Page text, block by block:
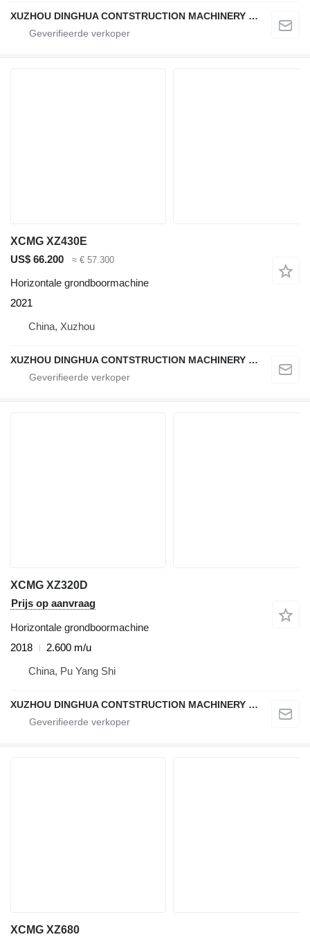
XUZHOU DINGHUA CONTSTRUCTION MACHINERY CO., LTD.
XCMG XZ430E
US$ 66.200
≈ € 57.300
Horizontale grondboormachine
2021
China, Xuzhou
XUZHOU DINGHUA CONTSTRUCTION MACHINERY CO., LTD.
XCMG XZ320D
Prijs op aanvraag
Horizontale grondboormachine
2018
2.600 m/u
China, Pu Yang Shi
XUZHOU DINGHUA CONTSTRUCTION MACHINERY CO., LTD.
XCMG XZ680